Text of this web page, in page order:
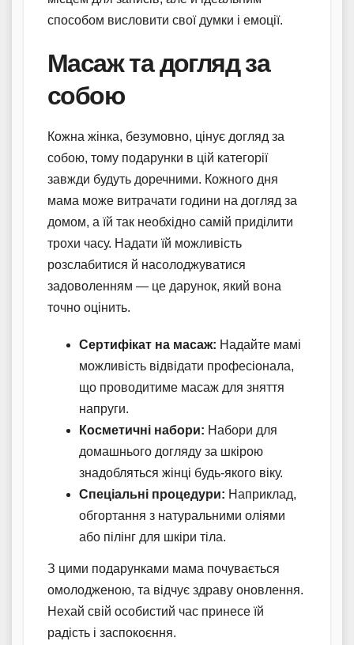
способом висловити свої думки і емоції.
Масаж та догляд за
собою
Кожна жінка, безумовно, цінує догляд за
собою, тому подарунки в цій категорії
завжди будуть доречними. Кожного дня
мама може витрачати години на догляд за
домом, а їй так необхідно самій приділити
трохи часу. Надати їй можливість
розслабитися й насолоджуватися
задоволенням — це дарунок, який вона
точно оцінить.
Сертифікат на масаж: Надайте мамі
можливість відвідати професіонала,
що проводитиме масаж для зняття
напруги.
Косметичні набори: Набори для
домашнього догляду за шкірою
знадобляться жінці будь-якого віку.
Спеціальні процедури: Наприклад,
обгортання з натуральними оліями
або пілінг для шкіри тіла.
З цими подарунками мама почувається
омолодженою, та відчує здраву оновлення.
Нехай свій особистий час принесе їй
радість і заспокоєння.